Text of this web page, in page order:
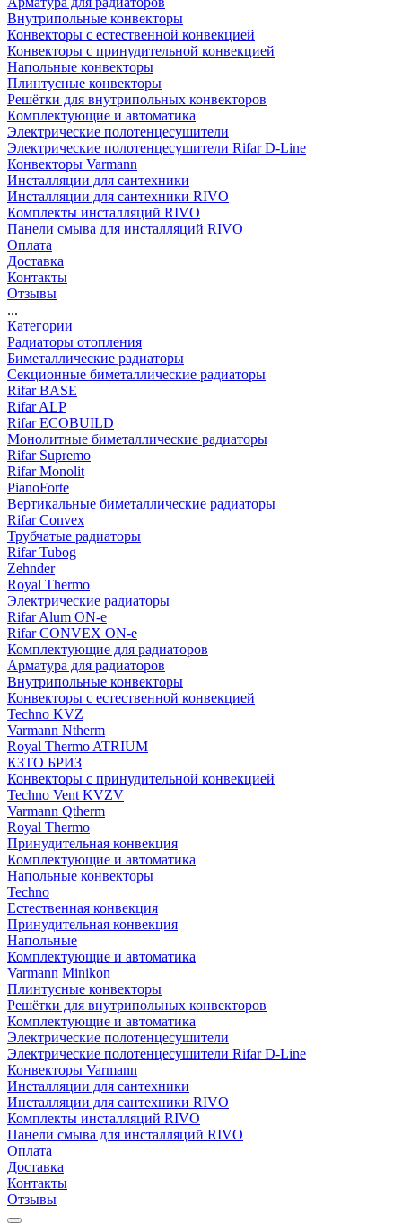
Внутрипольные конвекторы
Конвекторы с естественной конвекцией
Конвекторы с принудительной конвекцией
Напольные конвекторы
Плинтусные конвекторы
Решётки для внутрипольных конвекторов
Комплектующие и автоматика
Электрические полотенцесушители
Электрические полотенцесушители Rifar D-Line
Конвекторы Varmann
Инсталляции для сантехники
Инсталляции для сантехники RIVO
Комплекты инсталляций RIVO
Панели смыва для инсталляций RIVO
Оплата
Доставка
Контакты
Отзывы
...
Категории
Радиаторы отопления
Биметаллические радиаторы
Секционные биметаллические радиаторы
Rifar BASE
Rifar ALP
Rifar ECOBUILD
Монолитные биметаллические радиаторы
Rifar Supremo
Rifar Monolit
PianoForte
Вертикальные биметаллические радиаторы
Rifar Convex
Трубчатые радиаторы
Rifar Tubog
Zehnder
Royal Thermo
Электрические радиаторы
Rifar Alum ON-e
Rifar CONVEX ON-e
Комплектующие для радиаторов
Арматура для радиаторов
Внутрипольные конвекторы
Конвекторы с естественной конвекцией
Techno KVZ
Varmann Ntherm
Royal Thermo ATRIUM
КЗТО БРИЗ
Конвекторы с принудительной конвекцией
Techno Vent KVZV
Varmann Qtherm
Royal Thermo
Принудительная конвекция
Комплектующие и автоматика
Напольные конвекторы
Techno
Естественная конвекция
Принудительная конвекция
Напольные
Комплектующие и автоматика
Varmann Minikon
Плинтусные конвекторы
Решётки для внутрипольных конвекторов
Комплектующие и автоматика
Электрические полотенцесушители
Электрические полотенцесушители Rifar D-Line
Конвекторы Varmann
Инсталляции для сантехники
Инсталляции для сантехники RIVO
Комплекты инсталляций RIVO
Панели смыва для инсталляций RIVO
Оплата
Доставка
Контакты
Отзывы